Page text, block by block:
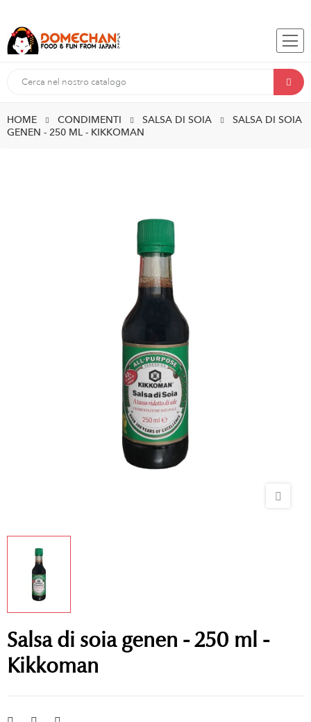
HOME CONDIMENTI SALSA DI SOIA
SALSA DI SOIA
GENEN - 250 ML - KIKKOMAN
Salsa di soia genen - 250 ml -
Kikkoman